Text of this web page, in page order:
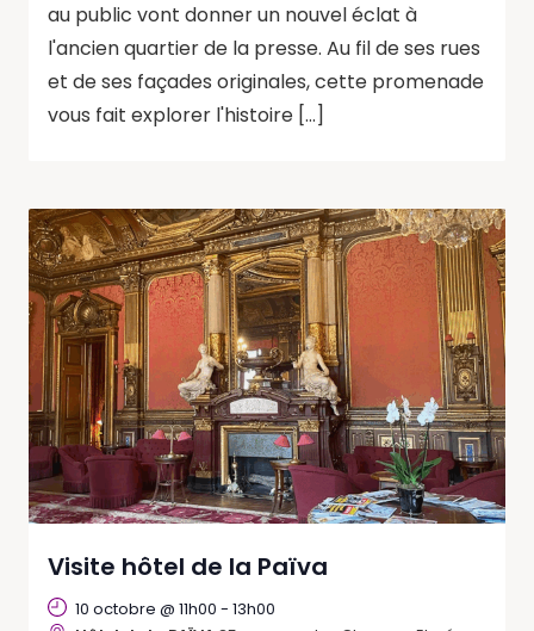
au public vont donner un nouvel éclat à
l'ancien quartier de la presse. Au fil de ses rues
et de ses façades originales, cette promenade
vous fait explorer l'histoire […]
Visite hôtel de la Païva
10 octobre @ 11h00 - 13h00